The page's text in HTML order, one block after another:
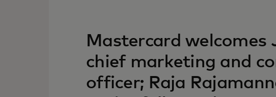
Mastercard welcomes
chief marketing and
officer; Raja